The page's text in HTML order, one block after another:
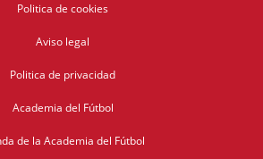
Politica de cookies
Aviso legal
Politica de privacidad
Academia del Fútbol
de la Academia del Fútbol